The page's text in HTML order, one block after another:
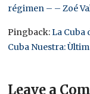
régimen – – Zoé
Pingback:La Cuba
Cuba Nuestra:
Leave a